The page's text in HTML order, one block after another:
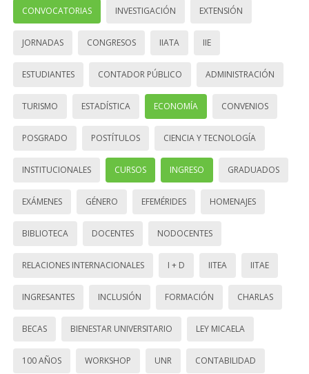
CONVOCATORIAS INVESTIGACIÓN EXTENSIÓN
JORNADAS CONGRESOS IIATA IIE
ESTUDIANTES CONTADOR PÚBLICO ADMINISTRACIÓN
TURISMO ESTADÍSTICA ECONOMÍA CONVENIOS
POSGRADO POSTÍTULOS CIENCIA Y TECNOLOGÍA
INSTITUCIONALES CURSOS INGRESO GRADUADOS
EXÁMENES GÉNERO EFEMÉRIDES HOMENAJES
BIBLIOTECA DOCENTES NODOCENTES
RELACIONES INTERNACIONALES I + D IITEA IITAE
INGRESANTES INCLUSIÓN FORMACIÓN CHARLAS
BECAS BIENESTAR UNIVERSITARIO LEY MICAELA
100 AÑOS WORKSHOP UNR CONTABILIDAD